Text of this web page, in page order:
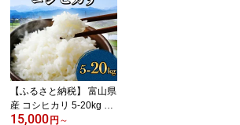
【ふるさと納税】 富山県
産 コシヒカリ 5-20kg 精
米
15,000円 ～